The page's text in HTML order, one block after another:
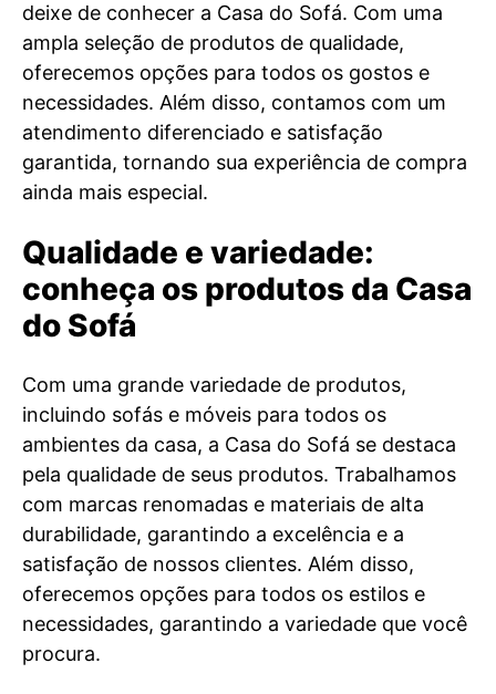
deixe de conhecer a Casa do Sofá. Com uma
ampla seleção de produtos de qualidade,
oferecemos opções para todos os gostos e
necessidades. Além disso, contamos com um
atendimento diferenciado e satisfação
garantida, tornando sua experiência de compra
ainda mais especial.
Qualidade e variedade:
conheça os produtos da Casa
do Sofá
Com uma grande variedade de produtos,
incluindo sofás e móveis para todos os
ambientes da casa, a Casa do Sofá se destaca
pela qualidade de seus produtos. Trabalhamos
com marcas renomadas e materiais de alta
durabilidade, garantindo a excelência e a
satisfação de nossos clientes. Além disso,
oferecemos opções para todos os estilos e
necessidades, garantindo a variedade que você
procura.